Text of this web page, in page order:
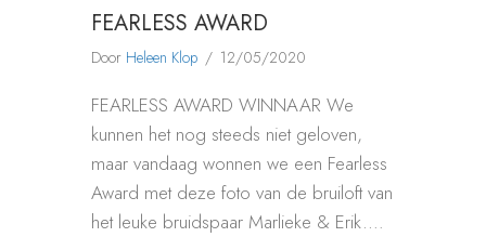
FEARLESS AWARD
Door Heleen Klop / 12/05/2020
FEARLESS AWARD WINNAAR We
kunnen het nog steeds niet geloven,
maar vandaag wonnen we een Fearless
Award met deze foto van de bruiloft van
het leuke bruidspaar Marlieke & Erik.…